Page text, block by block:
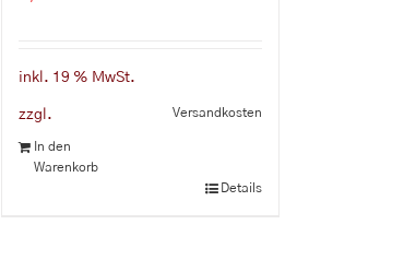
inkl. 19 % MwSt.
zzgl. Versandkosten
In den
Warenkorb
Details